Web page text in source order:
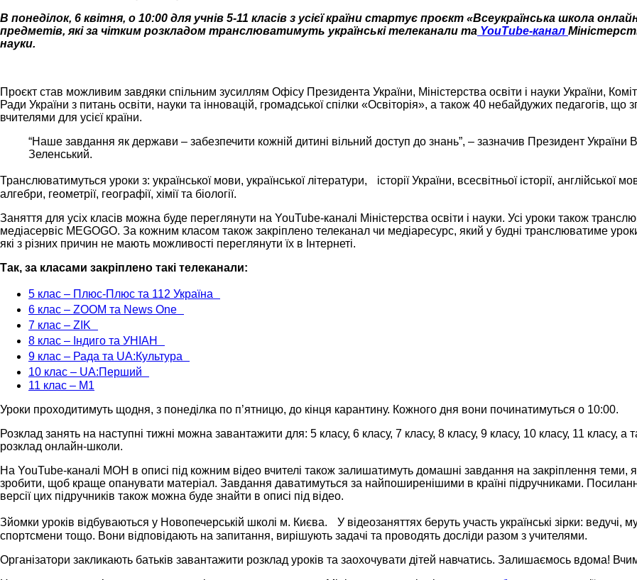
В понеділок, 6 квітня, о 10:00 для учнів 5-11 класів з усієї країни стартує проєкт «Всеукраїнська школа
предметів, які за чітким розкладом транслюватимуть українські телеканали та YouTube-канал
науки.
Проєкт став можливим завдяки спільним зусиллям Офісу Президента України, Міністерства освіти і науки України,
Ради України з питань освіти, науки та інновацій, громадської спілки «Освіторія», а також 40 небайдужих педагогів, що
вчителями для усієї країни.
“Наше завдання як держави – забезпечити кожній дитині вільний доступ до знань”, – зазначив Президент України
Зеленський.
Транслюватимуться уроки з: української мови, української літератури, історії України, всесвітньої історії, англійської
алгебри, геометрії, географії, хімії та біології.
Заняття для усіх класів можна буде переглянути на YouTube-каналі Міністерства освіти і науки. Усі уроки також
мeдіасервіс MEGOGO. За кожним класом також закріплено телеканал чи медіаресурс, який у будні транслюватиме
які з різних причин не мають можливості переглянути їх в Інтернеті.
Так, за класами закріплено такі телеканали:
5 клас – Плюс-Плюс та 112 Україна
6 клас – ZOOM та News One
7 клас – ZIK
8 клас – Індиго та УНІАН
9 клас – Рада та UA:Культура
10 клас – UA:Перший
11 клас – М1
Уроки проходитимуть щодня, з понеділка по п’ятницю, до кінця карантину. Кожного дня вони починатимуться о 10:00.
Розклад занять на наступні тижні можна завантажити для: 5 класу, 6 класу, 7 класу, 8 класу, 9 класу, 10 класу, 11 класу, а
розклад онлайн-школи.
На YouTube-каналі МОН в описі під кожним відео вчителі також залишатимуть домашні завдання на закріплення теми,
зробити, щоб краще опанувати матеріал. Завдання даватимуться за найпоширенішими в країні підручниками.
версії цих підручників також можна буде знайти в описі під відео.
Зйомки уроків відбуваються у Новопечерській школі м. Києва. У відеозаняттях беруть участь українські зірки: ведучі,
спортсмени тощо. Вони відповідають на запитання, вирішують задачі та проводять досліди разом з учителями.
Організатори закликають батьків завантажити розклад уроків та заохочувати дітей навчатись. Залишаємось вдома!